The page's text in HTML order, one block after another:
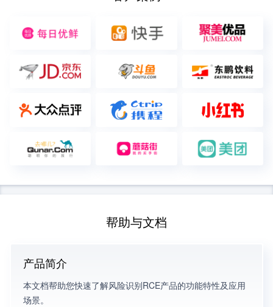
帮助与文档
产品简介
本文档帮助您快速了解风险识别RCE产品的功能特性及应用
场景。